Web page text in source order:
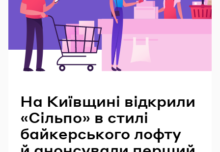
На Київщині відкрили
«Сільпо» в стилі
байкерського лофту